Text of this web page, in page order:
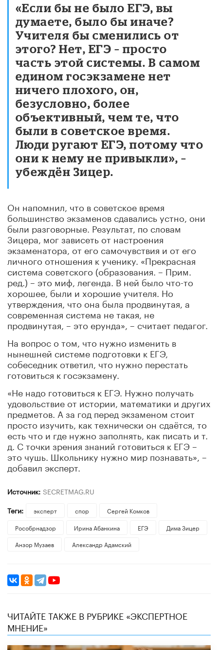
«Если бы не было ЕГЭ, вы
думаете, было бы иначе?
Учителя бы сменились от
этого? Нет, ЕГЭ – просто
часть этой системы. В самом
едином госэкзамене нет
ничего плохого, он,
безусловно, более
объективный, чем те, что
были в советское время.
Люди ругают ЕГЭ, потому что
они к нему не привыкли», –
убеждён Зицер.
Он напомнил, что в советское время
большинство экзаменов сдавались устно, они
были разговорные. Результат, по словам
Зицера, мог зависеть от настроения
экзаменатора, от его самочувствия и от его
личного отношения к ученику. «Прекрасная
система советского (образования. – Прим.
ред.) – это миф, легенда. В ней было что-то
хорошее, были и хорошие учителя. Но
утверждения, что она была продвинутая, а
современная система не такая, не
продвинутая, – это ерунда», – считает педагог.
На вопрос о том, что нужно изменить в
нынешней системе подготовки к ЕГЭ,
собеседник ответил, что нужно перестать
готовиться к госэкзамену.
«Не надо готовиться к ЕГЭ. Нужно получать
удовольствие от истории, математики и других
предметов. А за год перед экзаменом стоит
просто изучить, как технически он сдаётся, то
есть что и где нужно заполнять, как писать и т.
д. С точки зрения знаний готовиться к ЕГЭ –
это чушь. Школьнику нужно мир познавать», –
добавил эксперт.
Источник: SECRETMAG.RU
Теги:
эксперт спор
Сергей Комков
Рособрнадзор
Ирина Абанкина ЕГЭ
Дима Зицер
Анзор Музаев
Александр Адамский
ЧИТАЙТЕ ТАКЖЕ В РУБРИКЕ «ЭКСПЕРТНОЕ
МНЕНИЕ»